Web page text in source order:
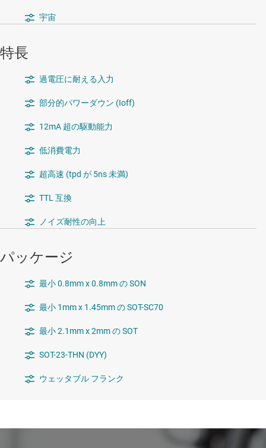
宇宙
特長
過電圧に耐える入力
部分的パワーダウン (Ioff)
12mA 超の駆動能力
低消費電力
超高速 (tpd が 5ns 未満)
TTL 互換
ノイズ耐性の向上
パッケージ
最小 0.8mm x 0.8mm の SON
最小 1mm x 1.45mm の SOT-SC70
最小 2.1mm x 2mm の SOT
SOT-23-THN (DYY)
ウェッタブル フランク